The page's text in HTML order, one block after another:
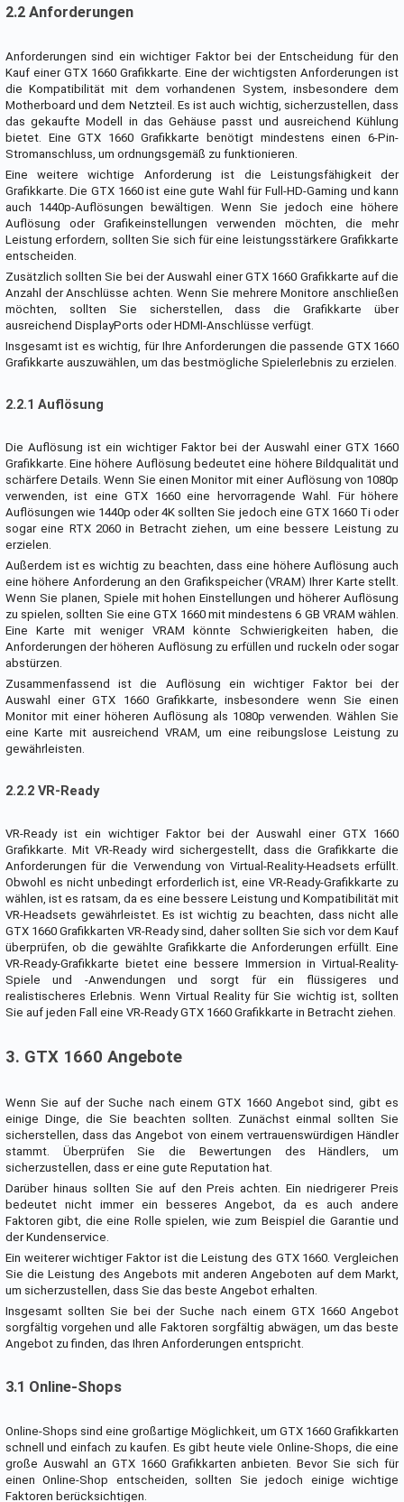
2.2 Anforderungen
Anforderungen sind ein wichtiger Faktor bei der Entscheidung für den
Kauf einer GTX 1660 Grafikkarte. Eine der wichtigsten Anforderungen ist
die Kompatibilität mit dem vorhandenen System, insbesondere dem
Motherboard und dem Netzteil. Es ist auch wichtig, sicherzustellen, dass
das gekaufte Modell in das Gehäuse passt und ausreichend Kühlung
bietet. Eine GTX 1660 Grafikkarte benötigt mindestens einen 6-Pin-
Stromanschluss, um ordnungsgemäß zu funktionieren.
Eine weitere wichtige Anforderung ist die Leistungsfähigkeit der
Grafikkarte. Die GTX 1660 ist eine gute Wahl für Full-HD-Gaming und kann
auch 1440p-Auflösungen bewältigen. Wenn Sie jedoch eine höhere
Auflösung oder Grafikeinstellungen verwenden möchten, die mehr
Leistung erfordern, sollten Sie sich für eine leistungsstärkere Grafikkarte
entscheiden.
Zusätzlich sollten Sie bei der Auswahl einer GTX 1660 Grafikkarte auf die
Anzahl der Anschlüsse achten. Wenn Sie mehrere Monitore anschließen
möchten, sollten Sie sicherstellen, dass die Grafikkarte über
ausreichend DisplayPorts oder HDMI-Anschlüsse verfügt.
Insgesamt ist es wichtig, für Ihre Anforderungen die passende GTX 1660
Grafikkarte auszuwählen, um das bestmögliche Spielerlebnis zu erzielen.
2.2.1 Auflösung
Die Auflösung ist ein wichtiger Faktor bei der Auswahl einer GTX 1660
Grafikkarte. Eine höhere Auflösung bedeutet eine höhere Bildqualität und
schärfere Details. Wenn Sie einen Monitor mit einer Auflösung von 1080p
verwenden, ist eine GTX 1660 eine hervorragende Wahl. Für höhere
Auflösungen wie 1440p oder 4K sollten Sie jedoch eine GTX 1660 Ti oder
sogar eine RTX 2060 in Betracht ziehen, um eine bessere Leistung zu
erzielen.
Außerdem ist es wichtig zu beachten, dass eine höhere Auflösung auch
eine höhere Anforderung an den Grafikspeicher (VRAM) Ihrer Karte stellt.
Wenn Sie planen, Spiele mit hohen Einstellungen und höherer Auflösung
zu spielen, sollten Sie eine GTX 1660 mit mindestens 6 GB VRAM wählen.
Eine Karte mit weniger VRAM könnte Schwierigkeiten haben, die
Anforderungen der höheren Auflösung zu erfüllen und ruckeln oder sogar
abstürzen.
Zusammenfassend ist die Auflösung ein wichtiger Faktor bei der
Auswahl einer GTX 1660 Grafikkarte, insbesondere wenn Sie einen
Monitor mit einer höheren Auflösung als 1080p verwenden. Wählen Sie
eine Karte mit ausreichend VRAM, um eine reibungslose Leistung zu
gewährleisten.
2.2.2 VR-Ready
VR-Ready ist ein wichtiger Faktor bei der Auswahl einer GTX 1660
Grafikkarte. Mit VR-Ready wird sichergestellt, dass die Grafikkarte die
Anforderungen für die Verwendung von Virtual-Reality-Headsets erfüllt.
Obwohl es nicht unbedingt erforderlich ist, eine VR-Ready-Grafikkarte zu
wählen, ist es ratsam, da es eine bessere Leistung und Kompatibilität mit
VR-Headsets gewährleistet. Es ist wichtig zu beachten, dass nicht alle
GTX 1660 Grafikkarten VR-Ready sind, daher sollten Sie sich vor dem Kauf
überprüfen, ob die gewählte Grafikkarte die Anforderungen erfüllt. Eine
VR-Ready-Grafikkarte bietet eine bessere Immersion in Virtual-Reality-
Spiele und -Anwendungen und sorgt für ein flüssigeres und
realistischeres Erlebnis. Wenn Virtual Reality für Sie wichtig ist, sollten
Sie auf jeden Fall eine VR-Ready GTX 1660 Grafikkarte in Betracht ziehen.
3. GTX 1660 Angebote
Wenn Sie auf der Suche nach einem GTX 1660 Angebot sind, gibt es
einige Dinge, die Sie beachten sollten. Zunächst einmal sollten Sie
sicherstellen, dass das Angebot von einem vertrauenswürdigen Händler
stammt. Überprüfen Sie die Bewertungen des Händlers, um
sicherzustellen, dass er eine gute Reputation hat.
Darüber hinaus sollten Sie auf den Preis achten. Ein niedrigerer Preis
bedeutet nicht immer ein besseres Angebot, da es auch andere
Faktoren gibt, die eine Rolle spielen, wie zum Beispiel die Garantie und
der Kundenservice.
Ein weiterer wichtiger Faktor ist die Leistung des GTX 1660. Vergleichen
Sie die Leistung des Angebots mit anderen Angeboten auf dem Markt,
um sicherzustellen, dass Sie das beste Angebot erhalten.
Insgesamt sollten Sie bei der Suche nach einem GTX 1660 Angebot
sorgfältig vorgehen und alle Faktoren sorgfältig abwägen, um das beste
Angebot zu finden, das Ihren Anforderungen entspricht.
3.1 Online-Shops
Online-Shops sind eine großartige Möglichkeit, um GTX 1660 Grafikkarten
schnell und einfach zu kaufen. Es gibt heute viele Online-Shops, die eine
große Auswahl an GTX 1660 Grafikkarten anbieten. Bevor Sie sich für
einen Online-Shop entscheiden, sollten Sie jedoch einige wichtige
Faktoren berücksichtigen.